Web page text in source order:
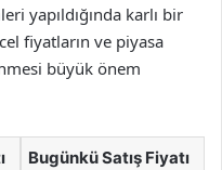
yapıldığında karlı bir
fiyatların ve piyasa
büyük önem
Bugünkü Satış Fiyatı